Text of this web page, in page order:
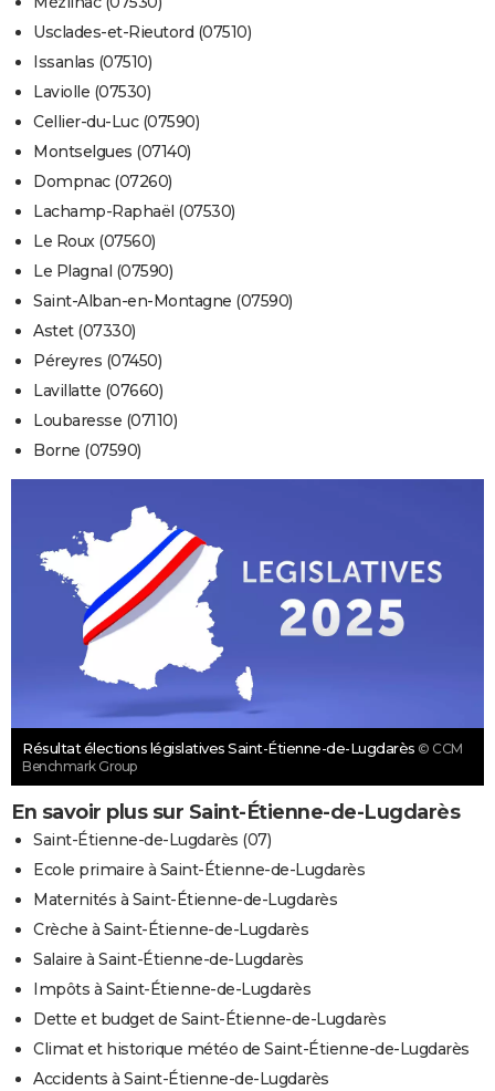
Usclades-et-Rieutord (07510)
Issanlas (07510)
Laviolle (07530)
Cellier-du-Luc (07590)
Montselgues (07140)
Dompnac (07260)
Lachamp-Raphaël (07530)
Le Roux (07560)
Le Plagnal (07590)
Saint-Alban-en-Montagne (07590)
Astet (07330)
Péreyres (07450)
Lavillatte (07660)
Loubaresse (07110)
Borne (07590)
Résultat élections législatives Saint-Étienne-de-Lugdarès © CCM
Benchmark Group
En savoir plus sur Saint-Étienne-de-Lugdarès
Saint-Étienne-de-Lugdarès (07)
Ecole primaire à Saint-Étienne-de-Lugdarès
Maternités à Saint-Étienne-de-Lugdarès
Crèche à Saint-Étienne-de-Lugdarès
Salaire à Saint-Étienne-de-Lugdarès
Impôts à Saint-Étienne-de-Lugdarès
Dette et budget de Saint-Étienne-de-Lugdarès
Climat et historique météo de Saint-Étienne-de-Lugdarès
Accidents à Saint-Étienne-de-Lugdarès